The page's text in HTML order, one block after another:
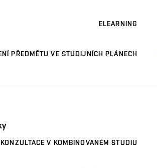
ELEARNING
PŘEDMĚTU VE STUDIJNÍCH PLÁNECH
KONZULTACE V KOMBINOVANÉM STUDIU